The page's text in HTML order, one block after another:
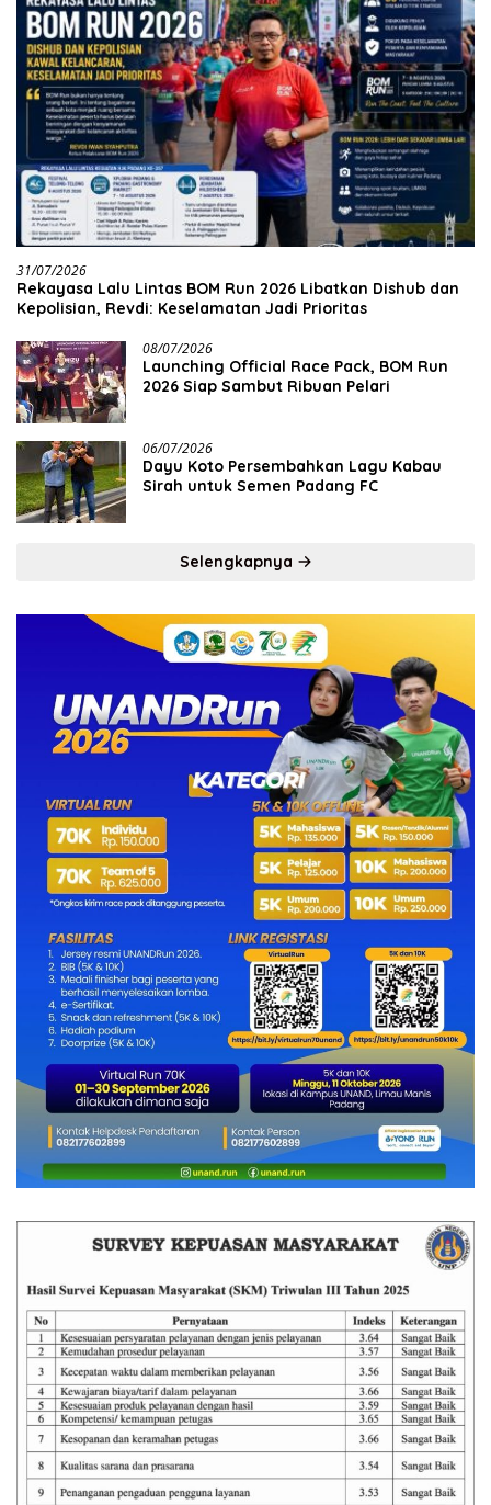
31/07/2026
Rekayasa Lalu Lintas BOM Run 2026 Libatkan Dishub dan
Kepolisian, Revdi: Keselamatan Jadi Prioritas
08/07/2026
Launching Official Race Pack, BOM Run
2026 Siap Sambut Ribuan Pelari
06/07/2026
Dayu Koto Persembahkan Lagu Kabau
Sirah untuk Semen Padang FC
Selengkapnya